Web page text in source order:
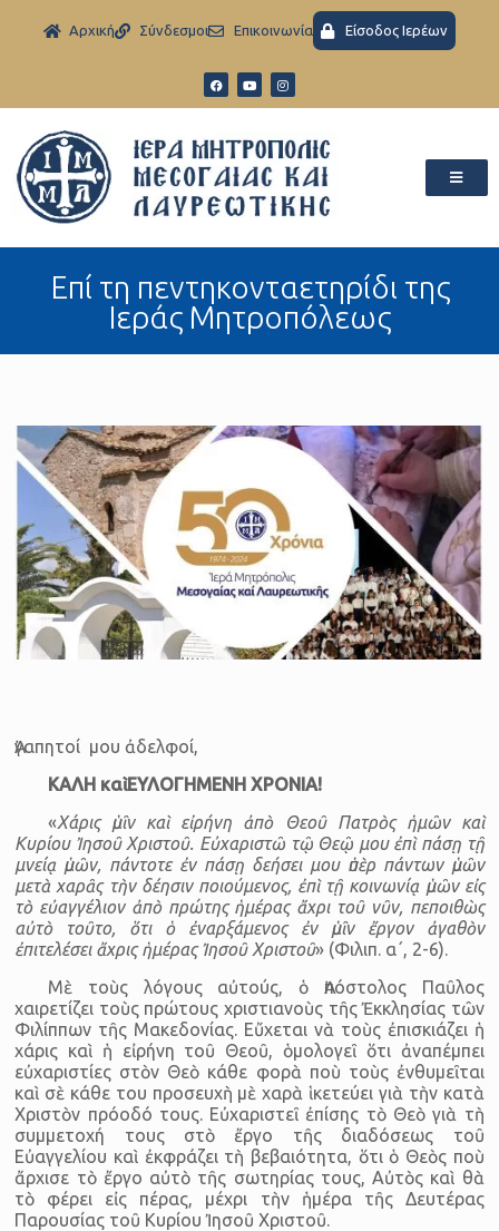
Aρχική Σύνδεσμοι Eπικοινωνία Είσοδος Ιερέων
Επί τη πεντηκονταετηρίδι της
Ιεράς Μητροπόλεως
Ἀγαπητοί μου ἀδελφοί,
ΚΑΛΗ καὶ ΕΥΛΟΓΗΜΕΝΗ ΧΡΟΝΙΑ!
«Χάρις ὑμῖν καὶ εἰρήνη ἀπὸ Θεοῦ Πατρὸς ἡμῶν καὶ
Κυρίου Ἰησοῦ Χριστοῦ. Εὐχαριστῶ τῷ Θεῷ μου ἐπὶ πάσῃ τῇ
μνείᾳ ὑμῶν, πάντοτε ἐν πάσῃ δεήσει μου ὑπὲρ πάντων ὑμῶν
μετὰ χαρᾶς τὴν δέησιν ποιού­μενος, ἐπὶ τῇ κοινωνίᾳ ὑμῶν εἰς
τὸ εὐαγγέλιον ἀπὸ πρώτης ἡμέρας ἄχρι τοῦ νῦν, πεποιθὼς
αὐτὸ τοῦτο, ὅτι ὁ ἐναρξάμενος ἐν ὑμῖν ἔργον ἀγαθὸν
ἐπιτελέσει ἄχρις ἡμέρας Ἰησοῦ Χριστοῦ» (Φιλιπ. α΄, 2-6).
Μὲ τοὺς λόγους αὐτούς, ὁ Ἀπόστολος Παῦλος
χαιρετίζει τοὺς πρώτους χριστιανοὺς τῆς Ἐκκλησίας τῶν
Φιλίππων τῆς Μακεδονίας. Εὔχεται νὰ τοὺς ἐπισκιάζει ἡ
χάρις καὶ ἡ εἰρήνη τοῦ Θεοῦ, ὁμολογεῖ ὅτι ἀναπέμπει
εὐχαριστίες στὸν Θεὸ κάθε φορὰ ποὺ τοὺς ἐνθυμεῖται
καὶ σὲ κάθε του προσευχὴ μὲ χαρὰ ἱκετεύει γιὰ τὴν κατὰ
Χριστὸν πρόοδό τους. Εὐχαριστεῖ ἐπίσης τὸ Θεὸ γιὰ τὴ
συμμετοχή τους στὸ ἔργο τῆς διαδόσεως τοῦ
Εὐαγγελίου καὶ ἐκφράζει τὴ βεβαιότητα, ὅτι ὁ Θεὸς ποὺ
ἄρχισε τὸ ἔργο αὐτὸ τῆς σωτηρίας τους, Αὐτὸς καὶ θὰ
τὸ φέρει εἰς πέρας, μέχρι τὴν ἡμέρα τῆς Δευτέρας
Παρουσίας τοῦ Κυρίου Ἰησοῦ Χριστοῦ.